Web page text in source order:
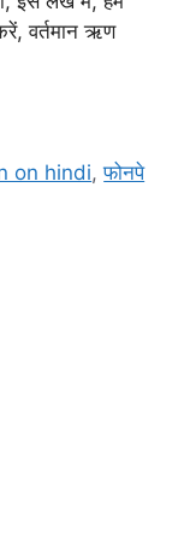
वर्तमान ऋण
on hindi,फोनपे